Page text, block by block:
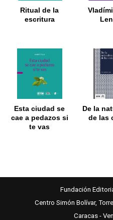
Ritual de la
escritura
Esta ciudad se
cae a pedazos si
te vas
De la
de las
Fundación
Centro Simón Bolívar,
Caracas -